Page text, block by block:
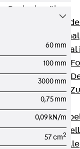
Bodenkanäle
BK Bodenkanal
KLK
Bodenkanal-
Bodenkanal-
Bodenkanal-
Kabelschellen
Zurück
AC
H Kabelschelle
60 mm
100 mm
3000 mm
0,75 mm
0,09 kN/m
57 cm2